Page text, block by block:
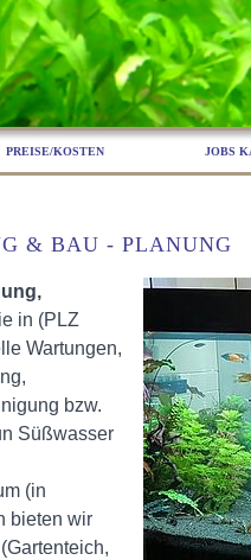
PREISE/KOSTEN JOBS
& BAU - PLANUNG
in (PLZ
Wartungen,
bzw.
Süßwasser
(in
bieten wir